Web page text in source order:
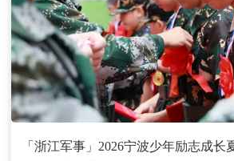
「浙江军事」2026宁波少年励志成长